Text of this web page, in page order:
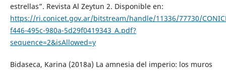
estrellas”. Revista Al Zeytun 2. Disponible en:
https://ri.conicet.gov.ar/bitstream/handle/11336/77730/
f446-495c-980a-5d29f0419343_A.pdf?
sequence=2&isAllowed=y
Bidaseca, Karina (2018a) La amnesia del imperio: los muros